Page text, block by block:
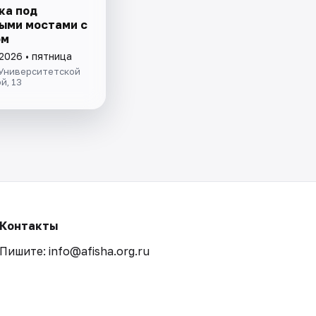
под
мостами с
• пятница
13
Контакты
Пишите: info@afisha.org.ru